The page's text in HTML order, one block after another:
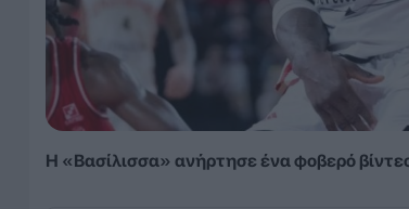
Η «Βασίλισσα» ανήρτησε ένα φοβερό